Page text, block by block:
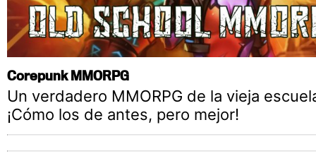
Corepunk MMORPG
Un verdadero MMORPG de la vieja
¡Cómo los de antes, pero mejor!